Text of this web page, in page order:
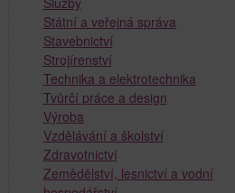
Státní a veřejná správa
Stavebnictví
Strojírenství
Technika a elektrotechnika
Tvůrčí práce a design
Výroba
Vzdělávání a školství
Zdravotnictví
Zemědělství, lesnictví a vodní